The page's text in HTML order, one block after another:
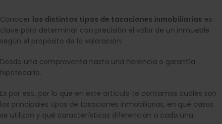
Conocer los distintos tipos de tasaciones inmobiliarias es
clave para determinar con precisión el valor de un inmueble
según el propósito de la valoración:
Desde una compraventa hasta una herencia o garantía
hipotecaria.
Es por eso, por lo que en este artículo te contamos cuáles son
los principales tipos de tasaciones inmobiliarias, en qué casos
se utilizan y qué características diferencian a cada una.